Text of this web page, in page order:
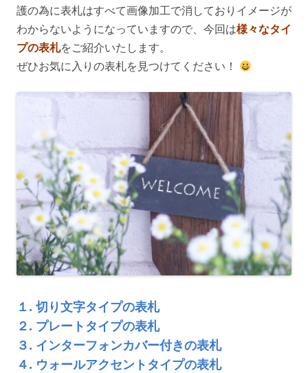
護の為に表札はすべて画像加工で消しておりイメージが
わからないようになっていますので、今回は様々なタイ
プの表札をご紹介いたします。
ぜひお気に入りの表札を見つけてください！
１. 切り文字タイプの表札
２. プレートタイプの表札
３. インターフォンカバー付きの表札
４. ウォールアクセントタイプの表札